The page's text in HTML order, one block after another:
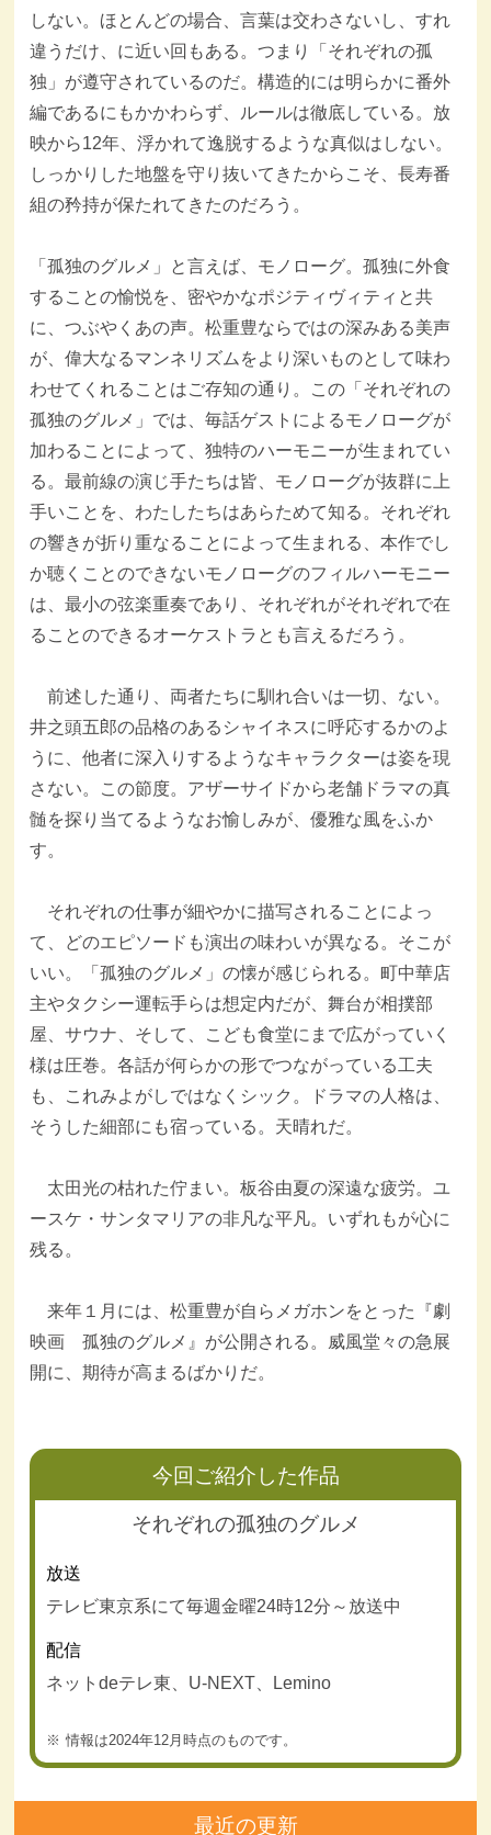
しない。ほとんどの場合、言葉は交わさないし、すれ
違うだけ、に近い回もある。つまり「それぞれの孤
独」が遵守されているのだ。構造的には明らかに番外
編であるにもかかわらず、ルールは徹底している。放
映から12年、浮かれて逸脱するような真似はしない。
しっかりした地盤を守り抜いてきたからこそ、長寿番
組の矜持が保たれてきたのだろう。
「孤独のグルメ」と言えば、モノローグ。孤独に外食
することの愉悦を、密やかなポジティヴィティと共
に、つぶやくあの声。松重豊ならではの深みある美声
が、偉大なるマンネリズムをより深いものとして味わ
わせてくれることはご存知の通り。この「それぞれの
孤独のグルメ」では、毎話ゲストによるモノローグが
加わることによって、独特のハーモニーが生まれてい
る。最前線の演じ手たちは皆、モノローグが抜群に上
手いことを、わたしたちはあらためて知る。それぞれ
の響きが折り重なることによって生まれる、本作でし
か聴くことのできないモノローグのフィルハーモニー
は、最小の弦楽重奏であり、それぞれがそれぞれで在
ることのできるオーケストラとも言えるだろう。
前述した通り、両者たちに馴れ合いは一切、ない。
井之頭五郎の品格のあるシャイネスに呼応するかのよ
うに、他者に深入りするようなキャラクターは姿を現
さない。この節度。アザーサイドから老舗ドラマの真
髄を探り当てるようなお愉しみが、優雅な風をふか
す。
それぞれの仕事が細やかに描写されることによっ
て、どのエピソードも演出の味わいが異なる。そこが
いい。「孤独のグルメ」の懐が感じられる。町中華店
主やタクシー運転手らは想定内だが、舞台が相撲部
屋、サウナ、そして、こども食堂にまで広がっていく
様は圧巻。各話が何らかの形でつながっている工夫
も、これみよがしではなくシック。ドラマの人格は、
そうした細部にも宿っている。天晴れだ。
太田光の枯れた佇まい。板谷由夏の深遠な疲労。ユ
ースケ・サンタマリアの非凡な平凡。いずれもが心に
残る。
来年１月には、松重豊が自らメガホンをとった『劇
映画 孤独のグルメ』が公開される。威風堂々の急展
開に、期待が高まるばかりだ。
今回ご紹介した作品
それぞれの孤独のグルメ
放送
テレビ東京系にて毎週金曜24時12分～放送中
配信
ネットdeテレ東、U-NEXT、Lemino
情報は2024年12月時点のものです。
最近の更新